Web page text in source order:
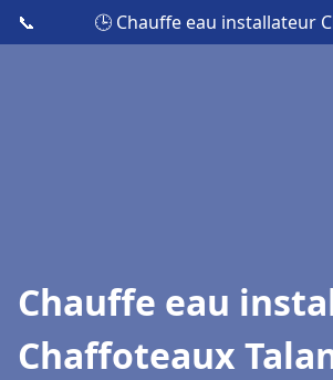
📞 🕒 Chauffe eau installateur
Chauffe eau
Chaffoteaux